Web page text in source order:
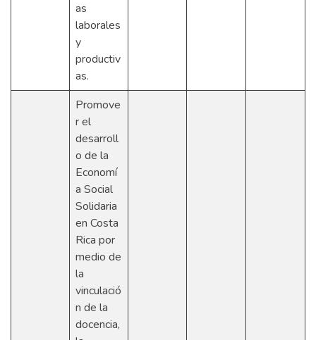
as
laborales
y
productiv
as.
Promove
r el
desarroll
o de la
Economí
a Social
Solidaria
en Costa
Rica por
medio de
la
vinculació
n de la
docencia,